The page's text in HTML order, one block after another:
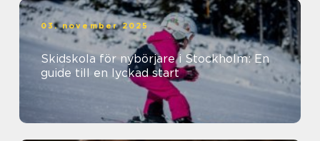
03. november 2025
Skidskola för nybörjare i Stockholm: En
guide till en lyckad start